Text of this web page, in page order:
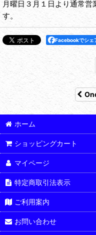
月曜日３月１日より通常
す。
Facebookでシェ
ホーム
ショッピングカート
マイページ
特定商取引法表示
ご利用案内
お問い合わせ